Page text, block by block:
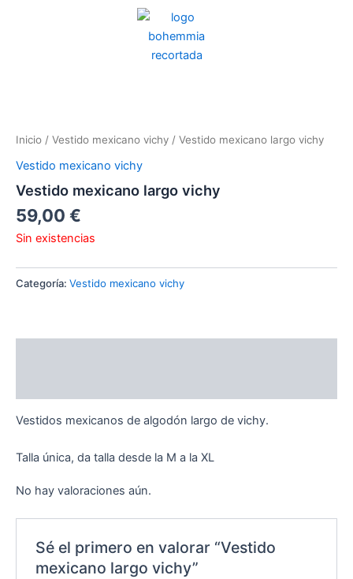
Inicio / Vestido mexicano vichy / Vestido mexicano largo vichy
Vestido mexicano vichy
Vestido mexicano largo vichy
59,00 €
Sin existencias
Categoría: Vestido mexicano vichy
Vestidos mexicanos de algodón largo de vichy.
Talla única, da talla desde la M a la XL
No hay valoraciones aún.
Sé el primero en valorar “Vestido
mexicano largo vichy”